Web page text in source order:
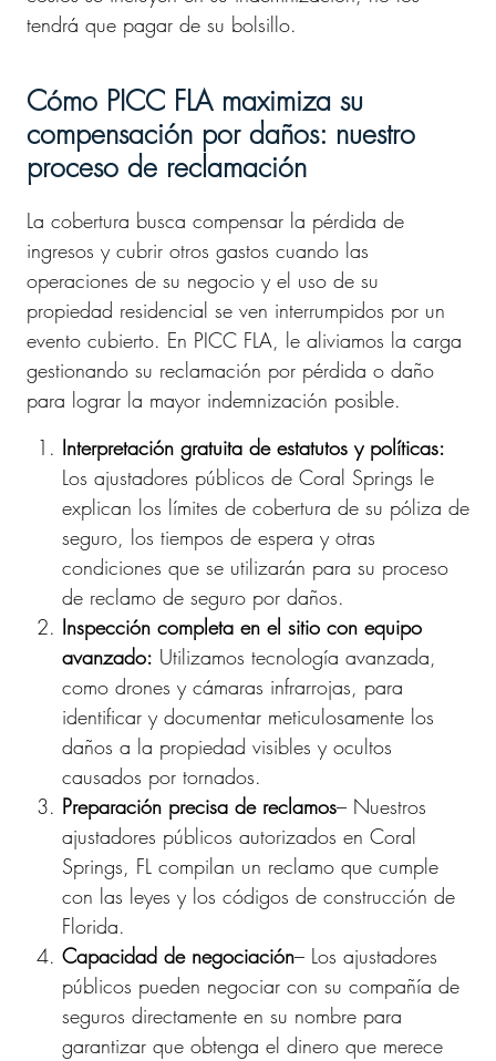
tendrá que pagar de su bolsillo.
Cómo PICC FLA maximiza su
compensación por daños: nuestro
proceso de reclamación
La cobertura busca compensar la pérdida de
ingresos y cubrir otros gastos cuando las
operaciones de su negocio y el uso de su
propiedad residencial se ven interrumpidos por un
evento cubierto. En PICC FLA, le aliviamos la carga
gestionando su reclamación por pérdida o daño
para lograr la mayor indemnización posible.
Interpretación gratuita de estatutos y políticas:
Los ajustadores públicos de Coral Springs le
explican los límites de cobertura de su póliza de
seguro, los tiempos de espera y otras
condiciones que se utilizarán para su proceso
de reclamo de seguro por daños.
Inspección completa en el sitio con equipo
avanzado: Utilizamos tecnología avanzada,
como drones y cámaras infrarrojas, para
identificar y documentar meticulosamente los
daños a la propiedad visibles y ocultos
causados ​​por tornados.
Preparación precisa de reclamos– Nuestros
ajustadores públicos autorizados en Coral
Springs, FL compilan un reclamo que cumple
con las leyes y los códigos de construcción de
Florida.
Capacidad de negociación– Los ajustadores
públicos pueden negociar con su compañía de
seguros directamente en su nombre para
garantizar que obtenga el dinero que merece